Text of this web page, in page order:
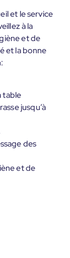
et le service
à la
et de
et la bonne
table
jusqu’à
des
et de